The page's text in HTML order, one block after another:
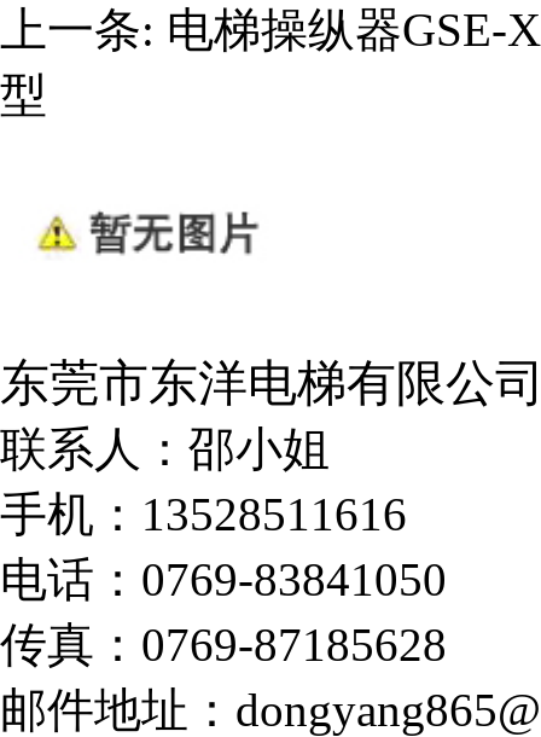
上一条: 电梯操纵器GSE-
型
东莞市东洋电梯有限公
联系人：邵小姐
手机：13528511616
电话：0769-83841050
传真：0769-87185628
邮件地址：